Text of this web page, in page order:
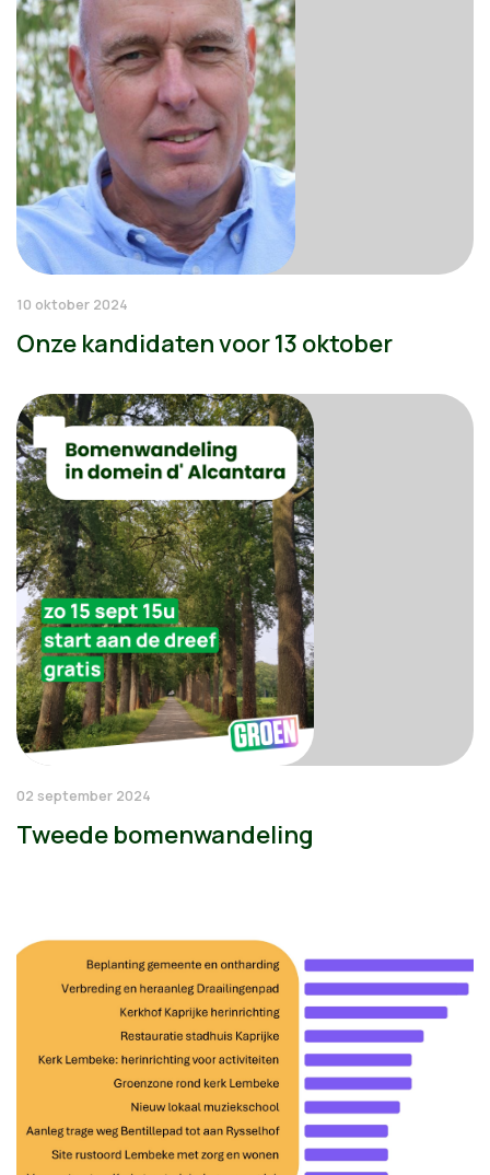
10 oktober 2024
Onze kandidaten voor 13 oktober
02 september 2024
Tweede bomenwandeling